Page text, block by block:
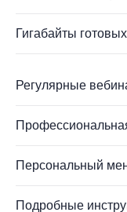
Гигабайты
Регулярные
Персональный
Подробные